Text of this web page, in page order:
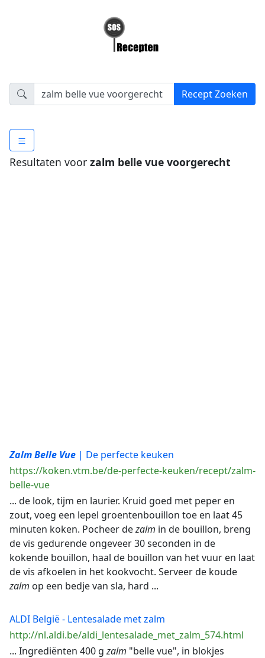
Resultaten voor zalm belle vue voorgerecht
ZalmBelle Vue | De perfecte keuken
https://koken.vtm.be/de-perfecte-keuken/recept/zalm-
belle-vue
... de look, tijm en laurier. Kruid goed met peper en
zout, voeg een lepel groentenbouillon toe en laat 45
minuten koken. Pocheer dezalm in de bouillon, breng
de vis gedurende ongeveer 30 seconden in de
kokende bouillon, haal de bouillon van het vuur en laat
de vis afkoelen in het kookvocht. Serveer de koude
zalm op een bedje van sla, hard ...
ALDI België - Lentesalade met zalm
http://nl.aldi.be/aldi_lentesalade_met_zalm_574.html
... Ingrediënten 400 gzalm "belle vue", in blokjes